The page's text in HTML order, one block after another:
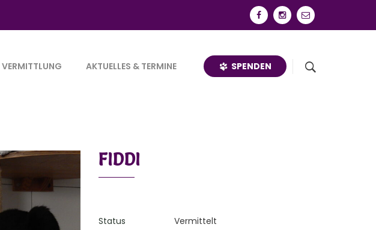
VERMITTLUNG AKTUELLES & TERMINE SPENDEN
FIDDI
Status Vermittelt